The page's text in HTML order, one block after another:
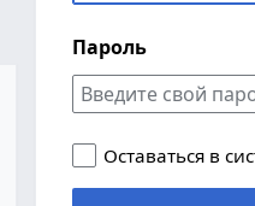
Пароль
Оставаться в